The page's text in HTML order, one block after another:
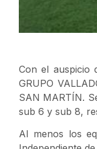
Con el auspicio
GRUPO
SAN MARTÍN.
sub 6 y sub 8,
Al menos los